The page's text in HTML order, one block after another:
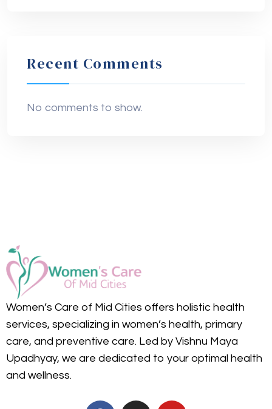
Recent Comments
No comments to show.
Women’s Care of Mid Cities offers holistic health
services, specializing in women’s health, primary
care, and preventive care. Led by Vishnu Maya
Upadhyay, we are dedicated to your optimal health
and wellness.